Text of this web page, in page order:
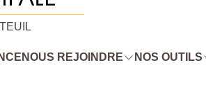
NOUS REJOINDRE NOS OUTILS